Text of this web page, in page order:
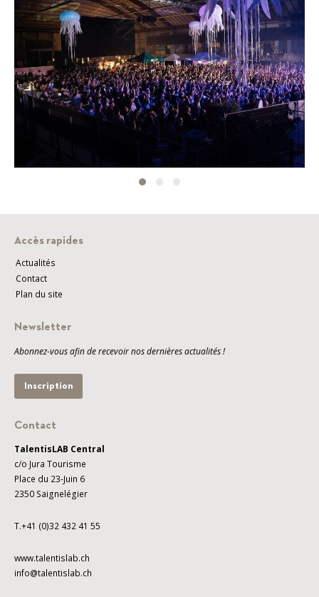
Accès rapides
Actualités
Contact
Plan du site
Newsletter
Abonnez-vous afin de recevoir nos dernières actualités !
Inscription
Contact
TalentisLAB Central
c/o Jura Tourisme
Place du 23-Juin 6
2350 Saignelégier
T.+41 (0)32 432 41 55
www.talentislab.ch
info@talentislab.ch